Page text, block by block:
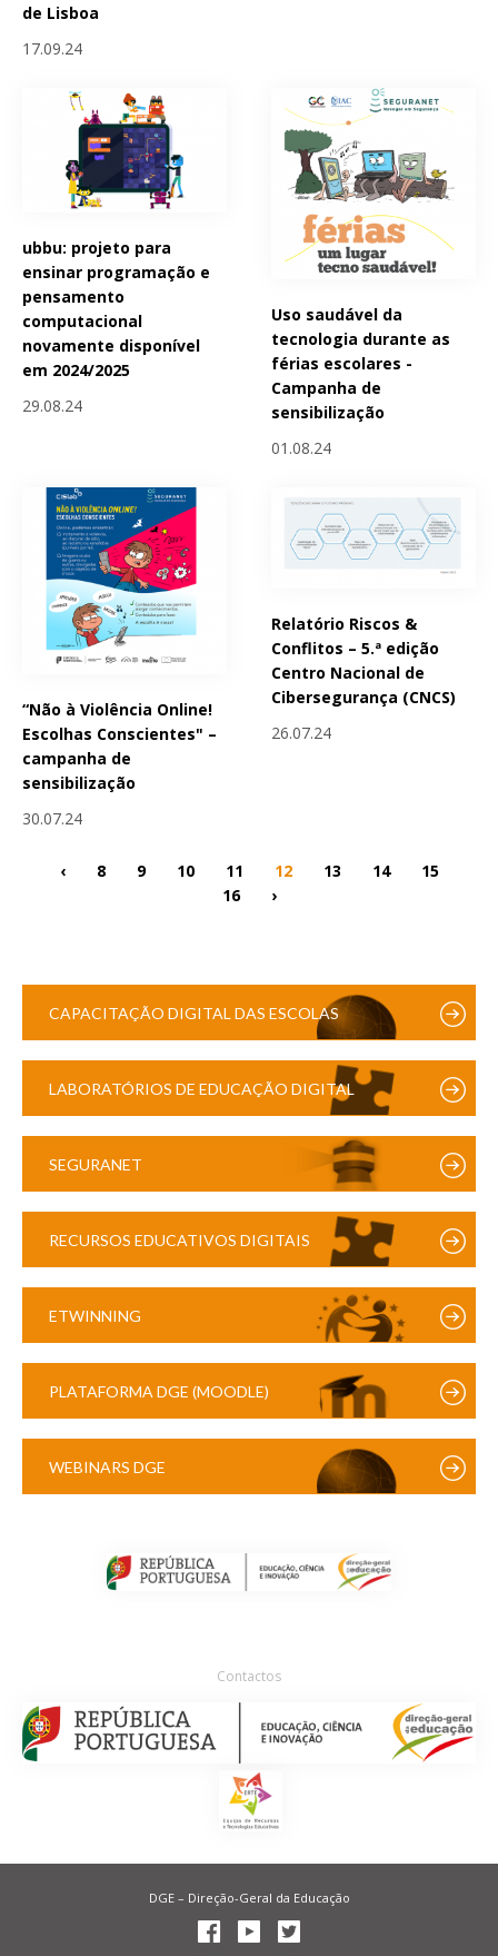
de Lisboa
17.09.24
ubbu: projeto para
ensinar programação e
pensamento
computacional
novamente disponível
em 2024/2025
29.08.24
Uso saudável da
tecnologia durante as
férias escolares -
Campanha de
sensibilização
01.08.24
“Não à Violência Online!
Escolhas Conscientes" –
campanha de
sensibilização
30.07.24
Relatório Riscos &
Conflitos – 5.ª edição
Centro Nacional de
Cibersegurança (CNCS)
26.07.24
‹ 8 9 10 11 12 13 14
15
16
›
CAPACITAÇÃO DIGITAL DAS ESCOLAS
LABORATÓRIOS DE EDUCAÇÃO DIGITAL
SEGURANET
RECURSOS EDUCATIVOS DIGITAIS
ETWINNING
PLATAFORMA DGE (MOODLE)
WEBINARS DGE
Contactos
DGE – Direção-Geral da Educação